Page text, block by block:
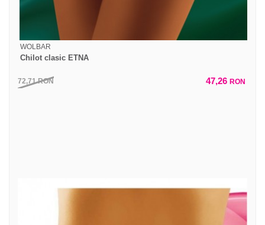
WOLBAR
Chilot clasic ETNA
72,71RON 47,26 RON